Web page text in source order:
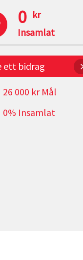
0 kr
Insamlat
ett bidrag
26 000 kr Mål
0% Insamlat